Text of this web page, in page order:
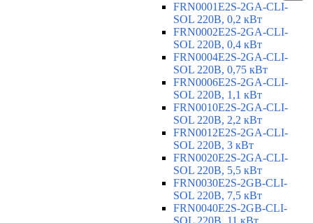
FRN0001E2S-2GA-CLI-
SOL 220В, 0,2 кВт
FRN0002E2S-2GA-CLI-
SOL 220В, 0,4 кВт
FRN0004E2S-2GA-CLI-
SOL 220В, 0,75 кВт
FRN0006E2S-2GA-CLI-
SOL 220В, 1,1 кВт
FRN0010E2S-2GA-CLI-
SOL 220В, 2,2 кВт
FRN0012E2S-2GA-CLI-
SOL 220В, 3 кВт
FRN0020E2S-2GA-CLI-
SOL 220В, 5,5 кВт
FRN0030E2S-2GB-CLI-
SOL 220В, 7,5 кВт
FRN0040E2S-2GB-CLI-